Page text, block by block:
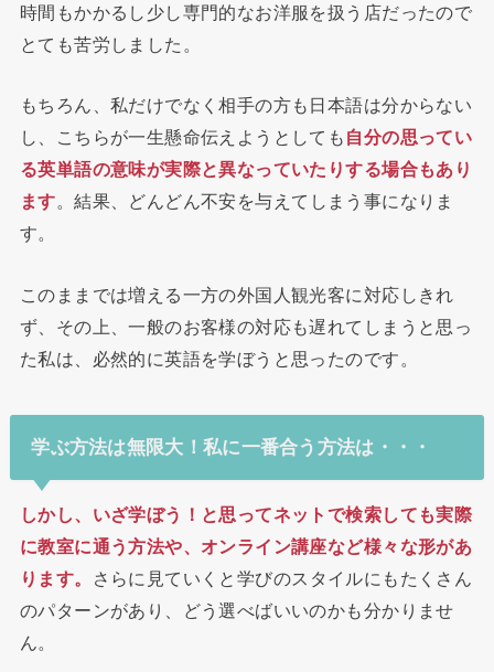
時間もかかるし少し専門的なお洋服を扱う店だったので
とても苦労しました。
もちろん、私だけでなく相手の方も日本語は分からない
し、こちらが一生懸命伝えようとしても 自分の思ってい
る英単語の意味が実際と異なっていたりする場合もあり
ます。結果、どんどん不安を与えてしまう事になりま
す。
このままでは増える一方の外国人観光客に対応しきれ
ず、その上、一般のお客様の対応も遅れてしまうと思っ
た私は、必然的に英語を学ぼうと思ったのです。
学ぶ方法は無限大！私に一番合う方法は・・・
しかし、いざ学ぼう！と思ってネットで検索しても実際
に教室に通う方法や、オンライン講座など様々な形があ
ります。
さらに見ていくと学びのスタイルにもたくさん
のパターンがあり、どう選べばいいのかも分かりませ
ん。